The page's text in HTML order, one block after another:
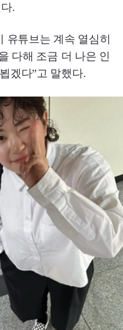
.
유튜브는 계속 열심히
다해 조금 더 나은 인
겠다”고 말했다.